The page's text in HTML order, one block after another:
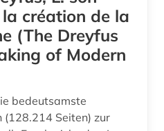
création de la
(The Dreyfus
of Modern
bedeutsamste
Seiten) zur